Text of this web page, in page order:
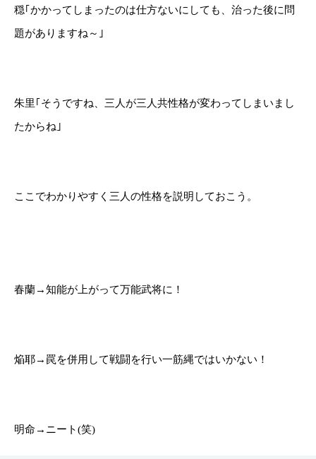
穏｢かかってしまったのは仕方ないにしても、治った後に問
題がありますね～｣
朱里｢そうですね、三人が三人共性格が変わってしまいまし
たからね｣
ここでわかりやすく三人の性格を説明しておこう。
春蘭→知能が上がって万能武将に！
焔耶→罠を併用して戦闘を行い一筋縄ではいかない！
明命→ニート(笑)